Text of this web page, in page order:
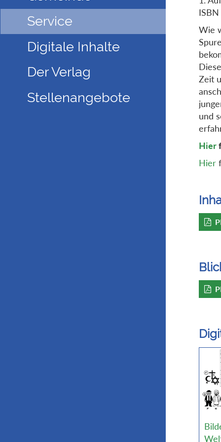
Service
Digitale Inhalte
Der Verlag
Stellenangebote
Wie
Zeit
und
Hier
Hier